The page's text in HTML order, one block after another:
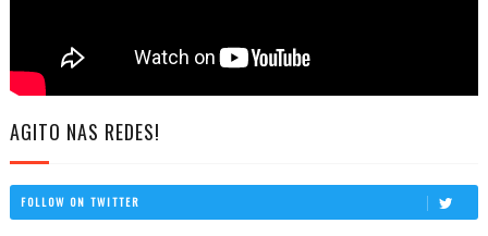
AGITO NAS REDES!
FOLLOW ON TWITTER